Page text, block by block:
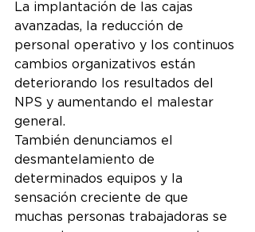
La implantación de las cajas
avanzadas, la reducción de
personal operativo y los continuos
cambios organizativos están
deteriorando los resultados del
NPS y aumentando el malestar
general.
También denunciamos el
desmantelamiento de
determinados equipos y la
sensación creciente de que
muchas personas trabajadoras se